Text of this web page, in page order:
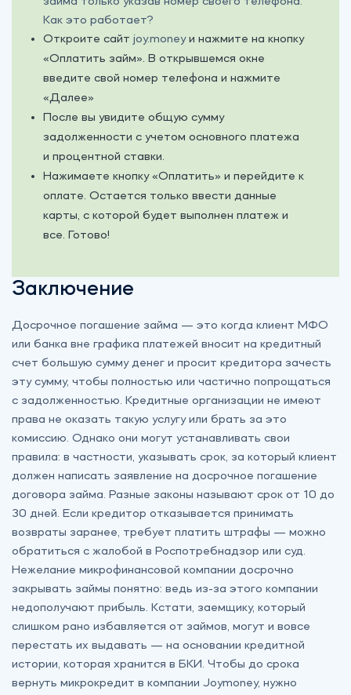
Как это работает?
Откроите сайт joy.moneyи нажмите на кнопку
«Оплатить займ». В открывшемся окне
введите свой номер телефона и нажмите
«Далее»
После вы увидите общую сумму
задолженности с учетом основного платежа
и процентной ставки.
Нажимаете кнопку «Оплатить» и перейдите к
оплате. Остается только ввести данные
карты, с которой будет выполнен платеж и
все. Готово!
Заключение
Досрочное погашение займа — это когда клиент МФО
или банка вне графика платежей вносит на кредитный
счет большую сумму денег и просит кредитора зачесть
эту сумму, чтобы полностью или частично попрощаться
с задолженностью. Кредитные организации не имеют
права не оказать такую услугу или брать за это
комиссию. Однако они могут устанавливать свои
правила: в частности, указывать срок, за который клиент
должен написать заявление на досрочное погашение
договора займа. Разные законы называют срок от 10 до
30 дней. Если кредитор отказывается принимать
возвраты заранее, требует платить штрафы — можно
обратиться с жалобой в Роспотребнадзор или суд.
Нежелание микрофинансовой компании досрочно
закрывать займы понятно: ведь из-за этого компании
недополучают прибыль. Кстати, заемщику, который
слишком рано избавляется от займов, могут и вовсе
перестать их выдавать — на основании кредитной
истории, которая хранится в БКИ. Чтобы до срока
вернуть микрокредит в компании Joymoney, нужно